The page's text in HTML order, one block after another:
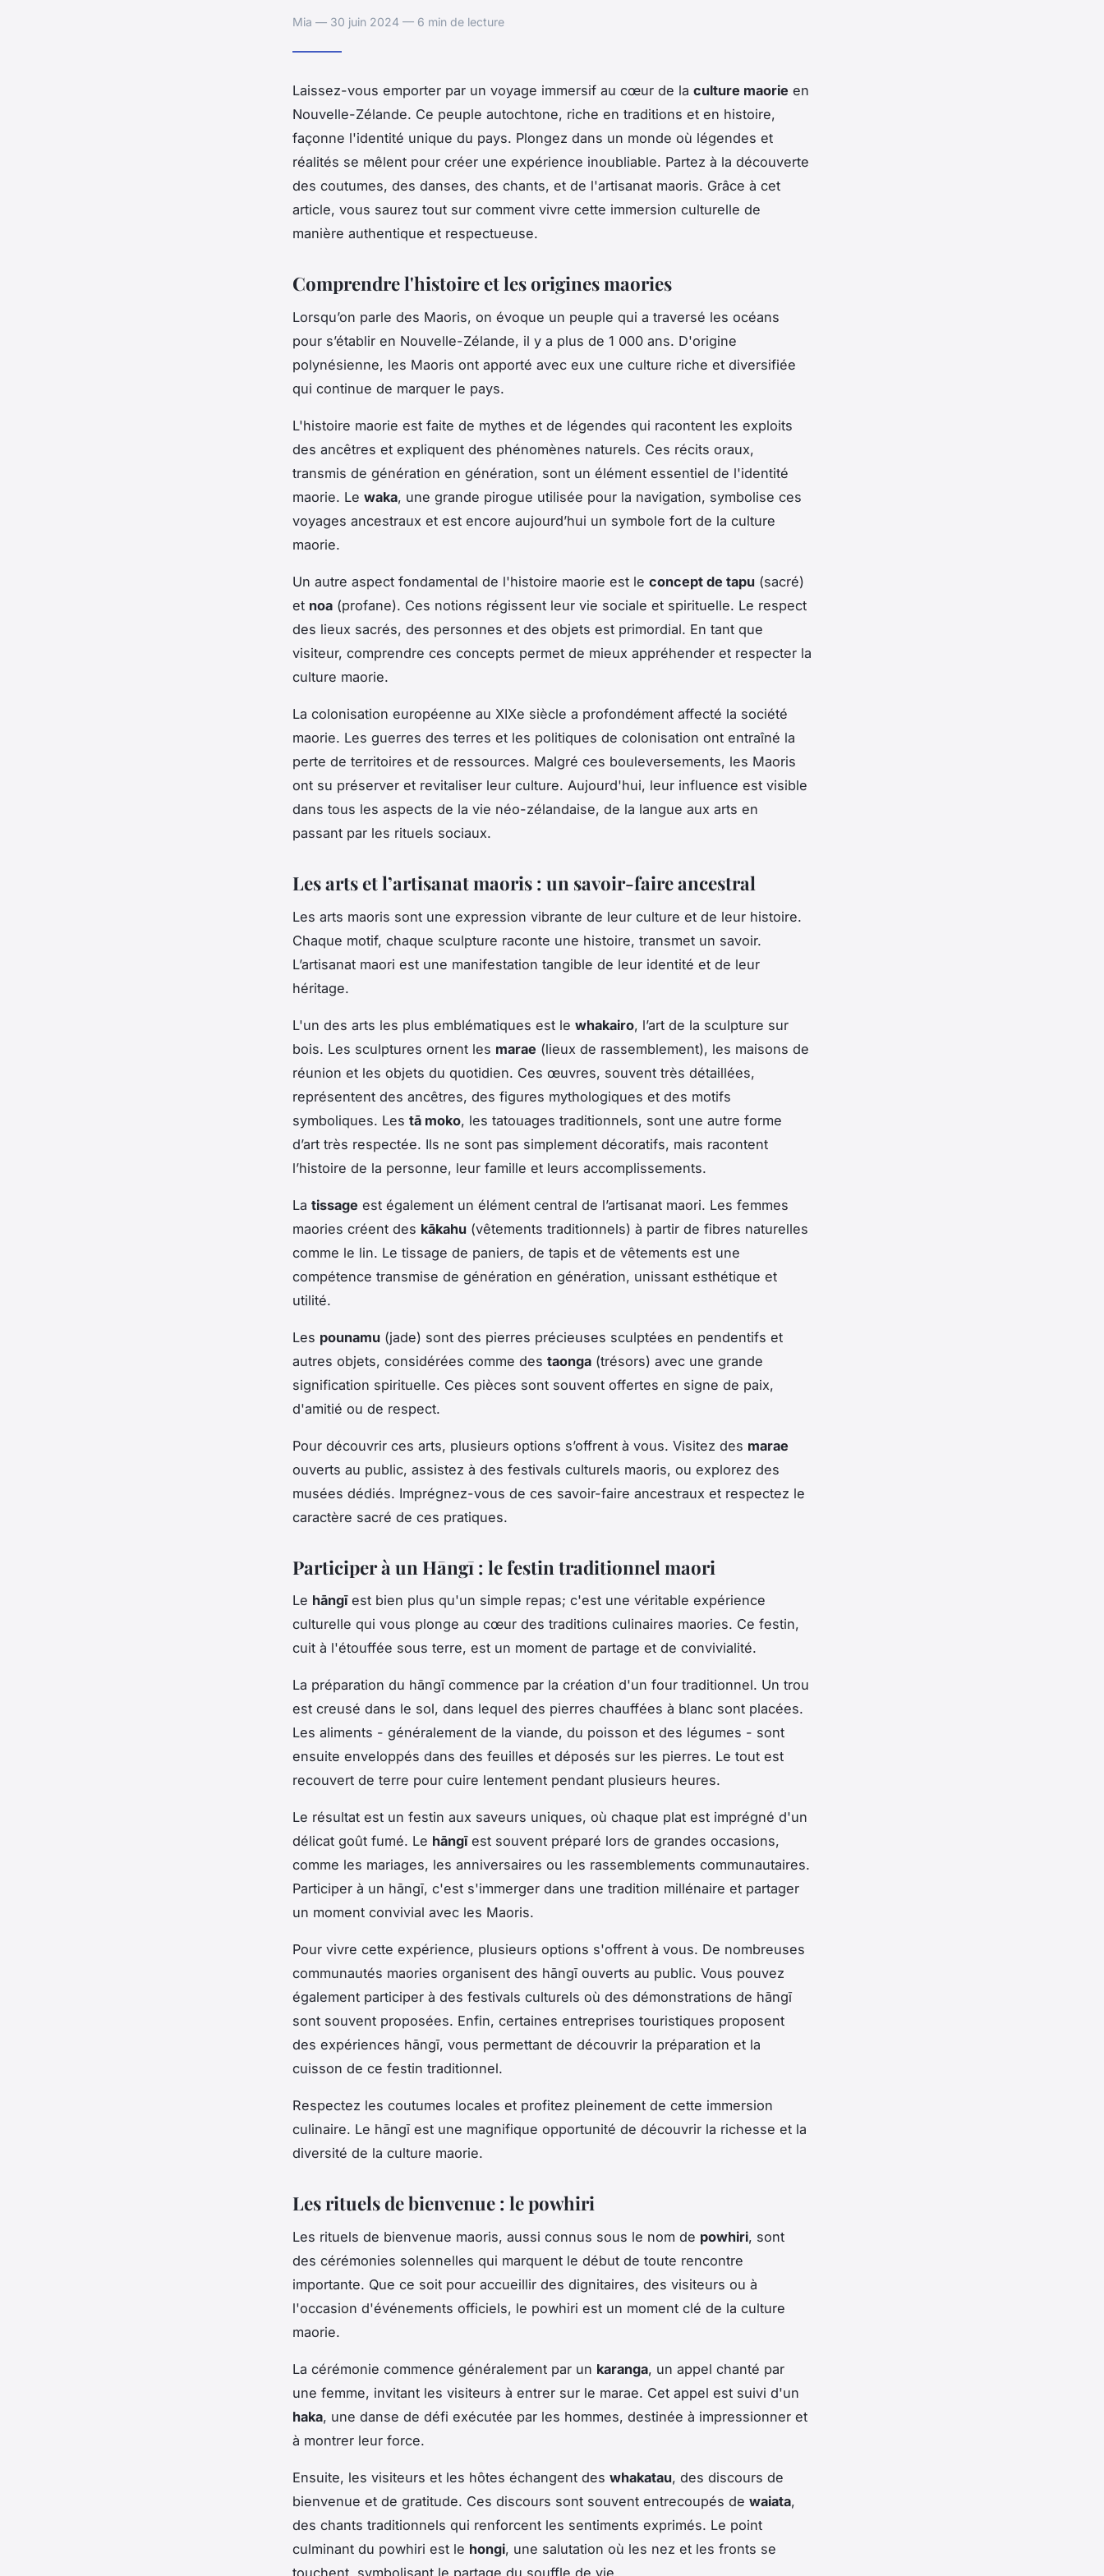
Mia — 30 juin 2024 — 6 min de lecture
Laissez-vous emporter par un voyage immersif au cœur de la culture maorie en
Nouvelle-Zélande. Ce peuple autochtone, riche en traditions et en histoire,
façonne l'identité unique du pays. Plongez dans un monde où légendes et
réalités se mêlent pour créer une expérience inoubliable. Partez à la découverte
des coutumes, des danses, des chants, et de l'artisanat maoris. Grâce à cet
article, vous saurez tout sur comment vivre cette immersion culturelle de
manière authentique et respectueuse.
Comprendre l'histoire et les origines maories
Lorsqu’on parle des Maoris, on évoque un peuple qui a traversé les océans
pour s’établir en Nouvelle-Zélande, il y a plus de 1 000 ans. D'origine
polynésienne, les Maoris ont apporté avec eux une culture riche et diversifiée
qui continue de marquer le pays.
L'histoire maorie est faite de mythes et de légendes qui racontent les exploits
des ancêtres et expliquent des phénomènes naturels. Ces récits oraux,
transmis de génération en génération, sont un élément essentiel de l'identité
maorie. Le waka, une grande pirogue utilisée pour la navigation, symbolise ces
voyages ancestraux et est encore aujourd’hui un symbole fort de la culture
maorie.
Un autre aspect fondamental de l'histoire maorie est le concept de tapu (sacré)
et noa (profane). Ces notions régissent leur vie sociale et spirituelle. Le respect
des lieux sacrés, des personnes et des objets est primordial. En tant que
visiteur, comprendre ces concepts permet de mieux appréhender et respecter la
culture maorie.
La colonisation européenne au XIXe siècle a profondément affecté la société
maorie. Les guerres des terres et les politiques de colonisation ont entraîné la
perte de territoires et de ressources. Malgré ces bouleversements, les Maoris
ont su préserver et revitaliser leur culture. Aujourd'hui, leur influence est visible
dans tous les aspects de la vie néo-zélandaise, de la langue aux arts en
passant par les rituels sociaux.
Les arts et l’artisanat maoris : un savoir-faire ancestral
Les arts maoris sont une expression vibrante de leur culture et de leur histoire.
Chaque motif, chaque sculpture raconte une histoire, transmet un savoir.
L’artisanat maori est une manifestation tangible de leur identité et de leur
héritage.
L'un des arts les plus emblématiques est le whakairo, l’art de la sculpture sur
bois. Les sculptures ornent les marae (lieux de rassemblement), les maisons de
réunion et les objets du quotidien. Ces œuvres, souvent très détaillées,
représentent des ancêtres, des figures mythologiques et des motifs
symboliques. Les tā moko, les tatouages traditionnels, sont une autre forme
d’art très respectée. Ils ne sont pas simplement décoratifs, mais racontent
l’histoire de la personne, leur famille et leurs accomplissements.
La tissage est également un élément central de l’artisanat maori. Les femmes
maories créent des kākahu (vêtements traditionnels) à partir de fibres naturelles
comme le lin. Le tissage de paniers, de tapis et de vêtements est une
compétence transmise de génération en génération, unissant esthétique et
utilité.
Les pounamu (jade) sont des pierres précieuses sculptées en pendentifs et
autres objets, considérées comme des taonga (trésors) avec une grande
signification spirituelle. Ces pièces sont souvent offertes en signe de paix,
d'amitié ou de respect.
Pour découvrir ces arts, plusieurs options s’offrent à vous. Visitez des marae
ouverts au public, assistez à des festivals culturels maoris, ou explorez des
musées dédiés. Imprégnez-vous de ces savoir-faire ancestraux et respectez le
caractère sacré de ces pratiques.
Participer à un Hāngī : le festin traditionnel maori
Le hāngīest bien plus qu'un simple repas; c'est une véritable expérience
culturelle qui vous plonge au cœur des traditions culinaires maories. Ce festin,
cuit à l'étouffée sous terre, est un moment de partage et de convivialité.
La préparation du hāngī commence par la création d'un four traditionnel. Un trou
est creusé dans le sol, dans lequel des pierres chauffées à blanc sont placées.
Les aliments - généralement de la viande, du poisson et des légumes - sont
ensuite enveloppés dans des feuilles et déposés sur les pierres. Le tout est
recouvert de terre pour cuire lentement pendant plusieurs heures.
Le résultat est un festin aux saveurs uniques, où chaque plat est imprégné d'un
délicat goût fumé. Le hāngīest souvent préparé lors de grandes occasions,
comme les mariages, les anniversaires ou les rassemblements communautaires.
Participer à un hāngī, c'est s'immerger dans une tradition millénaire et partager
un moment convivial avec les Maoris.
Pour vivre cette expérience, plusieurs options s'offrent à vous. De nombreuses
communautés maories organisent des hāngī ouverts au public. Vous pouvez
également participer à des festivals culturels où des démonstrations de hāngī
sont souvent proposées. Enfin, certaines entreprises touristiques proposent
des expériences hāngī, vous permettant de découvrir la préparation et la
cuisson de ce festin traditionnel.
Respectez les coutumes locales et profitez pleinement de cette immersion
culinaire. Le hāngī est une magnifique opportunité de découvrir la richesse et la
diversité de la culture maorie.
Les rituels de bienvenue : le powhiri
Les rituels de bienvenue maoris, aussi connus sous le nom de powhiri, sont
des cérémonies solennelles qui marquent le début de toute rencontre
importante. Que ce soit pour accueillir des dignitaires, des visiteurs ou à
l'occasion d'événements officiels, le powhiri est un moment clé de la culture
maorie.
La cérémonie commence généralement par un karanga, un appel chanté par
une femme, invitant les visiteurs à entrer sur le marae. Cet appel est suivi d'un
haka, une danse de défi exécutée par les hommes, destinée à impressionner et
à montrer leur force.
Ensuite, les visiteurs et les hôtes échangent des whakatau, des discours de
bienvenue et de gratitude. Ces discours sont souvent entrecoupés de waiata,
des chants traditionnels qui renforcent les sentiments exprimés. Le point
culminant du powhiri est le hongi, une salutation où les nez et les fronts se